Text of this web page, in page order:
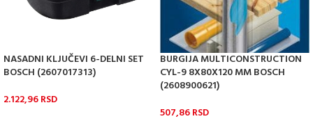
NASADNI KLJUČEVI 6-DELNI SET
BOSCH (2607017313)
2.122,96RSD
BURGIJA MULTICONSTRUCTION
CYL-9 8X80X120 MM BOSCH
(2608900621)
507,86RSD